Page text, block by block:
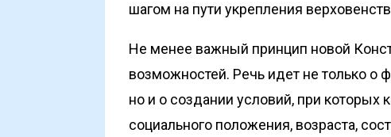
шагом на пути укрепления
Не менее важный принцип новой
возможностей. Речь идет не только о
но и о создании условий, при
социального положения, возраста,